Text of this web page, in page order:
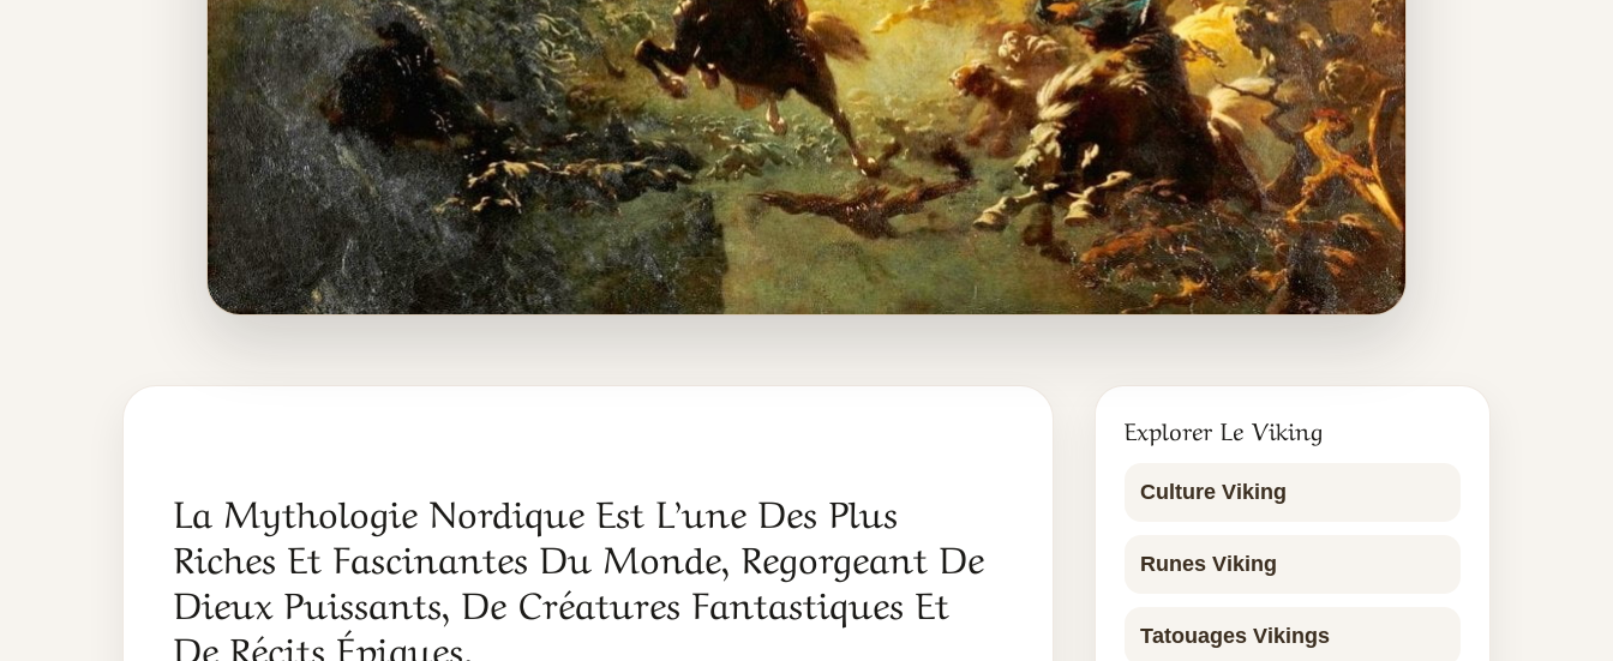
La Mythologie Nordique Est L’une Des Plus
Riches Et Fascinantes Du Monde, Regorgeant De
Dieux Puissants, De Créatures Fantastiques Et
De Récits Épiques.
Explorer Le Viking
Culture Viking
Runes Viking
Tatouages Vikings